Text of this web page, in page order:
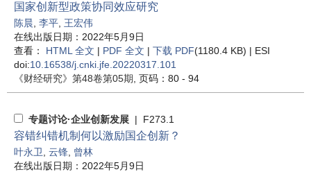
国家创新型政策协同效应研究
陈晨 李平 王宏伟
在线出版日期：2022年5月9日
查看： HTML 全文 | PDF 全文 | 下载 PDF(1180.4 KB) | ESI
doi:10.16538/j.cnki.jfe.20220317.101
《财经研究》 第48卷第05期 , 页码：80 - 94
专题讨论·企业创新发展 | F273.1
容错纠错机制何以激励国企创新？
叶永卫 云锋 曾林
在线出版日期：2022年5月9日